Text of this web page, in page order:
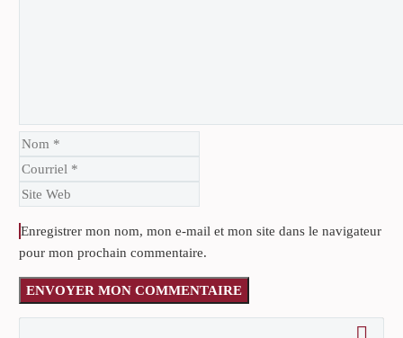
Enregistrer mon nom, mon e-mail et mon site dans le navigateur
pour mon prochain commentaire.
ENVOYER MON COMMENTAIRE